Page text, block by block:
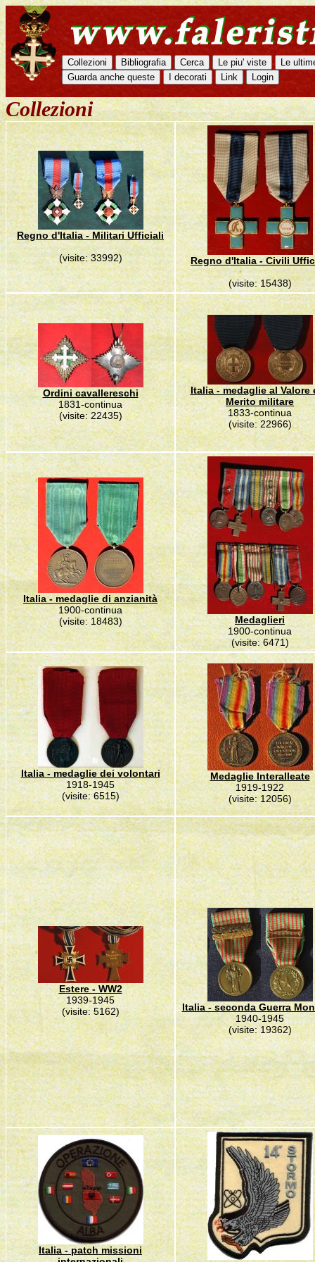
Collezioni
Regno d'Italia - Militari Ufficiali
(visite: 33992)
Regno d'Italia - Civili
(visite: 15438)
Ordini cavallereschi
1831-continua
(visite: 22435)
Italia - medaglie al Valore
Merito militare
1833-continua
(visite: 22966)
Italia - medaglie di anzianità
1900-continua
(visite: 18483)
Medaglieri
1900-continua
(visite: 6471)
Italia - medaglie dei volontari
1918-1945
(visite: 6515)
Medaglie Interalleate
1919-1922
(visite: 12056)
Estere - WW2
1939-1945
(visite: 5162)
Italia - seconda Guerra
1940-1945
(visite: 19362)
Italia - patch missioni